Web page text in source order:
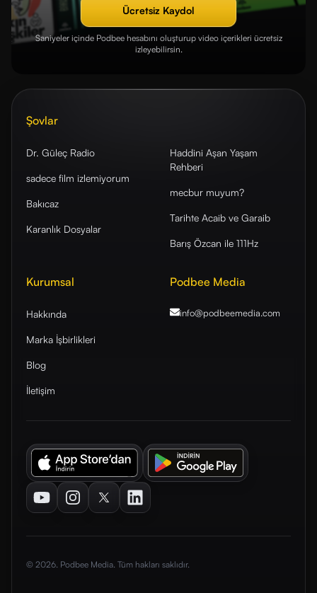
Ücretsiz Kaydol
Saniyeler içinde Podbee hesabını oluşturup video içerikleri ücretsiz
izleyebilirsin.
Şovlar
Dr. Güleç Radio
sadece film izlemiyorum
Bakıcaz
Karanlık Dosyalar
Haddini Aşan Yaşam
Rehberi
mecbur muyum?
Tarihte Acaib ve Garaib
Barış Özcan ile 111Hz
Kurumsal
Hakkında
Marka İşbirlikleri
Blog
İletişim
Podbee Media
info@podbeemedia.com
YoutubeInstagramTwitterLinkedIn
© 2026. Podbee Media. Tüm hakları saklıdır.